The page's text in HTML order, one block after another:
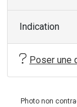
Indication
Poser une
Photo non